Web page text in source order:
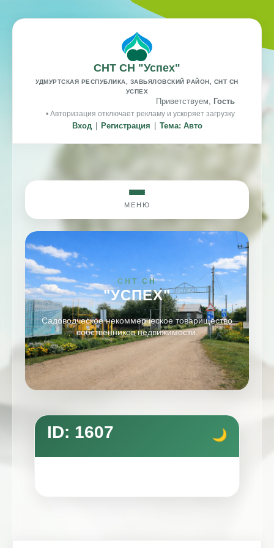
СНТ СН "Успех"
УДМУРТСКАЯ РЕСПУБЛИКА, ЗАВЬЯЛОВСКИЙ РАЙОН, СНТ СН
УСПЕХ
Приветствуем, Гость
• Авторизация отключает рекламу и ускоряет загрузку
Вход Регистрация Тема: Авто
МЕНЮ
СНТ СН
"УСПЕХ"
Садоводческое некоммерческое товарищество
собственников недвижимости.
ID: 1607